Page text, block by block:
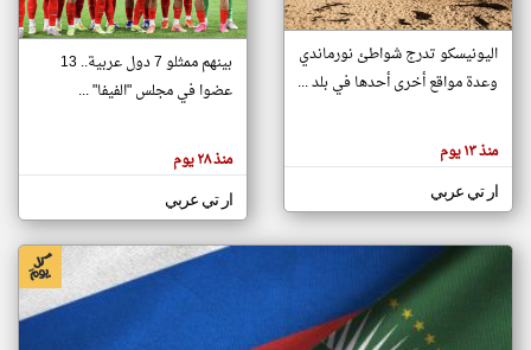
تغيير الدولة
اخبار جزر القمر على مدار الساعة
أهم اخبار جزر القمر العاجلة والمباشرة
هنا عن
وجهة
كاتبيها.
اليونيسكو تدرج شواطئ نورماندي
وعدة مواقع أخرى أحدها في بلد ...
منذ ١٣ يوم
ار تي عربي
بينهم ممثلو 7 دول عربية.. 13
عضوا في مجلس "الفيفا" ...
منذ ٢٨ يوم
ار تي عربي
klyoum.com